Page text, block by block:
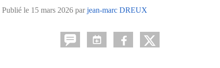
Publié le 15 mars 2026 parjean-marc DREUX